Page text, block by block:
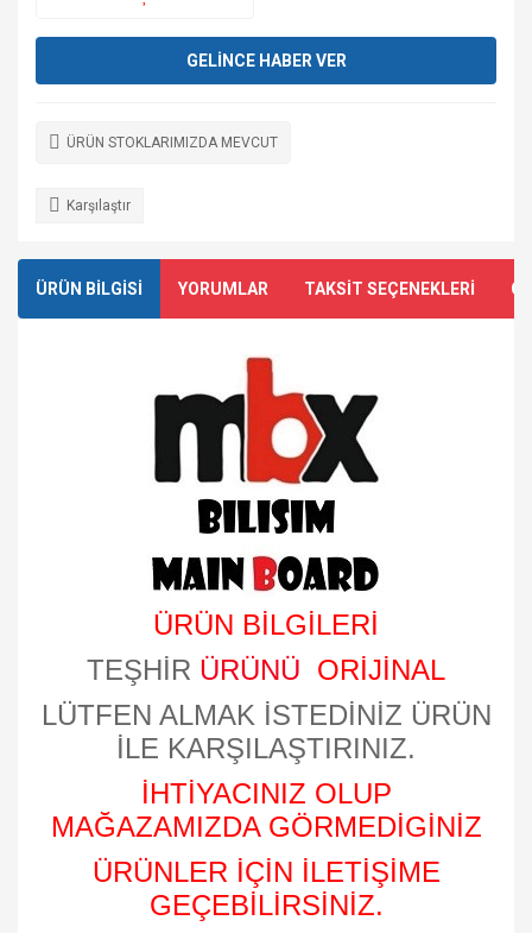
GELİNCE HABER VER
ÜRÜN STOKLARIMIZDA MEVCUT
Karşılaştır
ÜRÜN BİLGİSİ YORUMLAR TAKSİT SEÇENEKLERİ
ÜRÜN BİLGİLERİ
TEŞHİR ÜRÜNÜ ORİJİNAL
LÜTFEN ALMAK İSTEDİNİZ ÜRÜN
İLE KARŞILAŞTIRINIZ.
İHTİYACINIZ OLUP
MAĞAZAMIZDA GÖRMEDİGİNİZ
ÜRÜNLER İÇİN İLETİŞİME
GEÇEBİLİRSİNİZ.